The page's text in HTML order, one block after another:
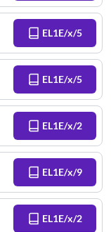
EL1E/x/5
EL1E/x/5
EL1E/x/2
EL1E/x/9
EL1E/x/2